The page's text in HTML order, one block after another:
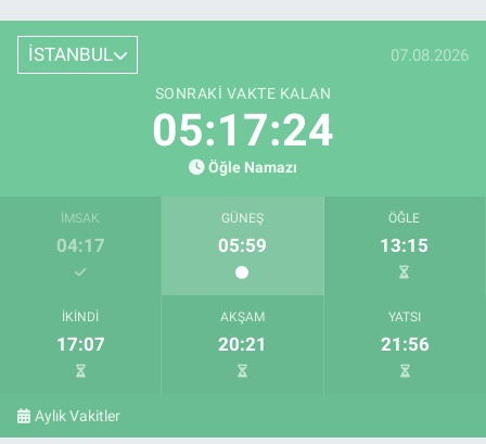
İSTANBUL 07.08.2026
SONRAKI VAKTE KALAN
05:17:23
Öğle Namazı
İMSAK
04:17
GÜNEŞ
05:59
ÖĞLE
13:15
İKINDI
17:07
AKŞAM
20:21
YATSI
21:56
Aylık Vakitler